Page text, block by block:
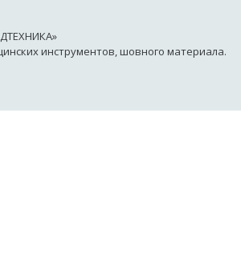
инструментов, шовного материала.